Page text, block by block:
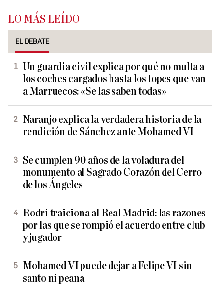
LO MÁS LEÍDO
EL DEBATE
Un guardia civil explica por qué no multa a
los coches cargados hasta los topes que van
a Marruecos: «Se las saben todas»
Naranjo explica la verdadera historia de la
rendición de Sánchez ante Mohamed VI
Se cumplen 90 años de la voladura del
monumento al Sagrado Corazón del Cerro
de los Ángeles
Rodri traiciona al Real Madrid: las razones
por las que se rompió el acuerdo entre club
y jugador
Mohamed VI puede dejar a Felipe VI sin
santo ni peana